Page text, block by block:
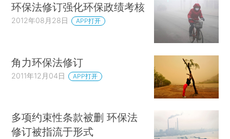
环保法修订强化环保政绩考核
2012年08月28日 APP打开
角力环保法修订
2011年12月04日 APP打开
多项约束性条款被删 环保法
修订被指流于形式